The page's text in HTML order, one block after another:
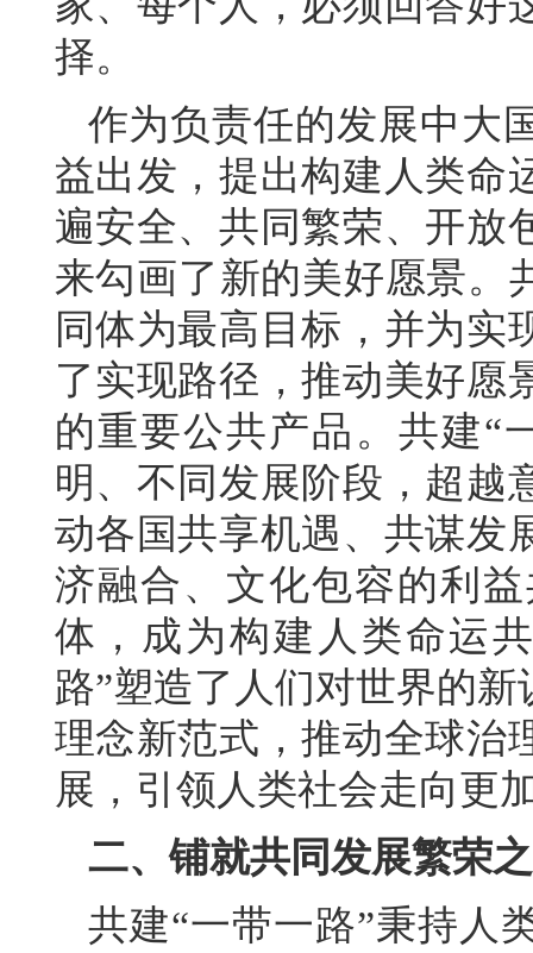
择。
作为负责任的发展中大
益出发，提出构建人类命
遍安全、共同繁荣、开放
来勾画了新的美好愿景。
同体为最高目标，并为实
了实现路径，推动美好愿
的重要公共产品。共建“
明、不同发展阶段，超越
动各国共享机遇、共谋发
济融合、文化包容的利
体，成为构建人类命运
路”塑造了人们对世界的
理念新范式，推动全球治
展，引领人类社会走向更
二、铺就共同发展繁荣
共建“一带一路”秉持人